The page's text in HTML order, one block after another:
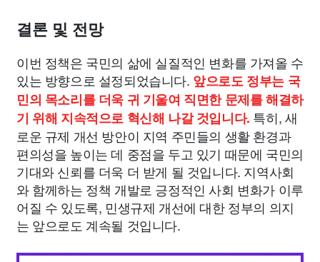
결론 및 전망
이번 정책은 국민의 삶에 실질적인 변화를 가져올 수
있는 방향으로 설정되었습니다. 앞으로도 정부는 국
민의 목소리를 더욱 귀 기울여 직면한 문제를 해결하
기 위해 지속적으로 혁신해 나갈 것입니다. 특히, 새
로운 규제 개선 방안이 지역 주민들의 생활 환경과
편의성을 높이는 데 중점을 두고 있기 때문에 국민의
기대와 신뢰를 더욱 더 받게 될 것입니다. 지역사회
와 함께하는 정책 개발로 긍정적인 사회 변화가 이루
어질 수 있도록, 민생규제 개선에 대한 정부의 의지
는 앞으로도 계속될 것입니다.